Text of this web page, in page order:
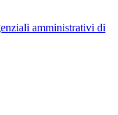
amministrativi di